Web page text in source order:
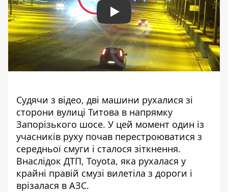
Play
Судячи з відео, дві машини рухалися зі
сторони вулиці Титова в напрямку
Запорізького шосе. У цей момент один із
учасників руху почав перестроюватися з
середньої смуги і сталося зіткнення.
Внаслідок ДТП, Toyota, яка рухалася у
крайні правій смузі вилетіла з дороги і
врізалася в АЗС.